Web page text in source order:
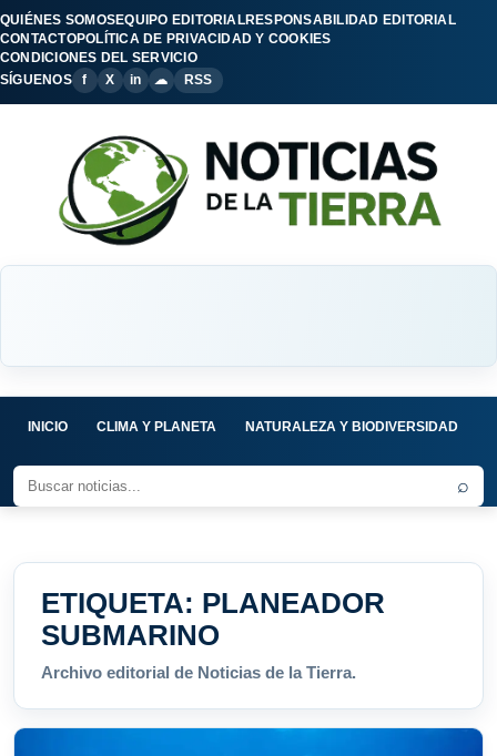
QUIÉNES SOMOSEQUIPO EDITORIALRESPONSABILIDAD EDITORIAL
CONTACTOPOLÍTICA DE PRIVACIDAD Y COOKIES
CONDICIONES DEL SERVICIO
SÍGUENOS
f X in ☁ RSS
INICIO CLIMA Y PLANETA NATURALEZA Y BIODIVERSIDAD
⌕
ETIQUETA: PLANEADOR
SUBMARINO
Archivo editorial de Noticias de la Tierra.